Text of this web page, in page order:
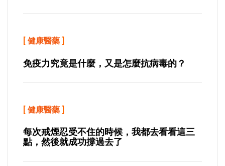
[ 健康醫藥 ]
免疫力究竟是什麼，又是怎麼抗病毒的？
[ 健康醫藥 ]
每次戒煙忍受不住的時候，我都去看看這三
點，然後就成功撐過去了